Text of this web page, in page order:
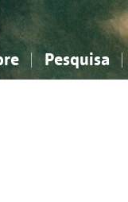
Pesquisa
sociais...
sociais...